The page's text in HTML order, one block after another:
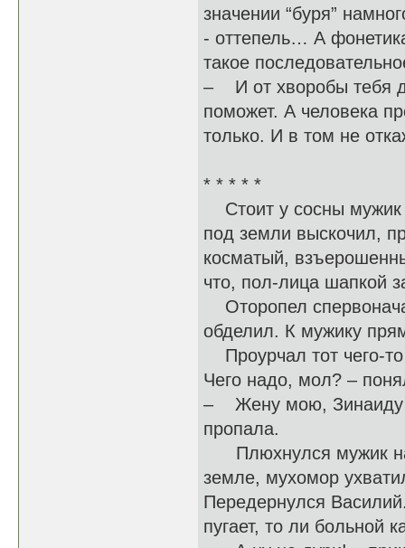
значении “буря”
- оттепель… А
такое
– И от хворобы тебя
поможет. А человека
только. И в том не
* * * * *
Стоит у сосны мужик
под земли выскочил,
косматый,
что, пол-лица шапкой
Оторопел
обделил. К мужику
Проурчал тот чего-то
Чего надо, мол? –
– Жену мою, Зинаиду
пропала.
Плюхнулся мужик на
земле, мухомор
Передернулся
пугает, то ли больной